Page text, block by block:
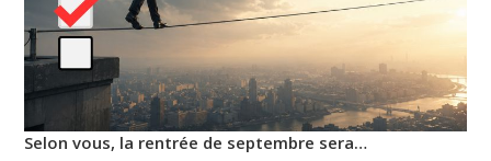
Selon vous, la rentrée de septembre sera…